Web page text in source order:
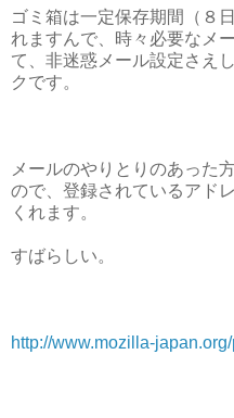
ゴミ箱は一定保存期間（８
れますんで、時々必要なメ
て、非迷惑メール設定さえ
クです。
メールのやりとりのあった
ので、登録されているアド
くれます。
すばらしい。
http://www.mozilla-